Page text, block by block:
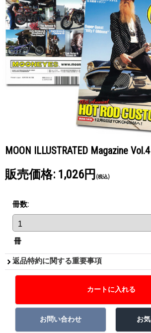
MOON ILLUSTRATED Magazine Vol.4
販売価格: 1,026円 (税込)
冊数:
冊
返品特約に関する重要事項